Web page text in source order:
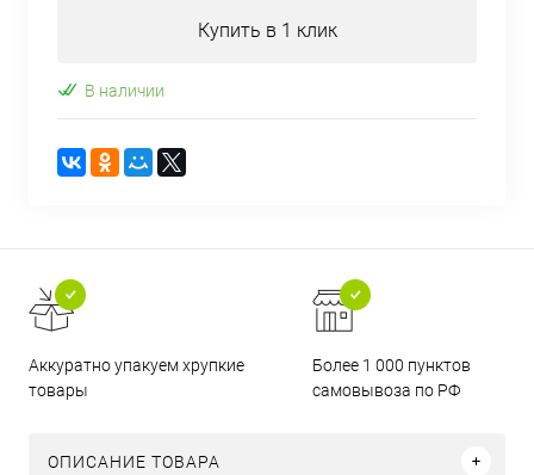
Купить в 1 клик
В наличии
Аккуратно упакуем хрупкие
товары
Более 1 000 пунктов
самовывоза по РФ
ОПИСАНИЕ ТОВАРА